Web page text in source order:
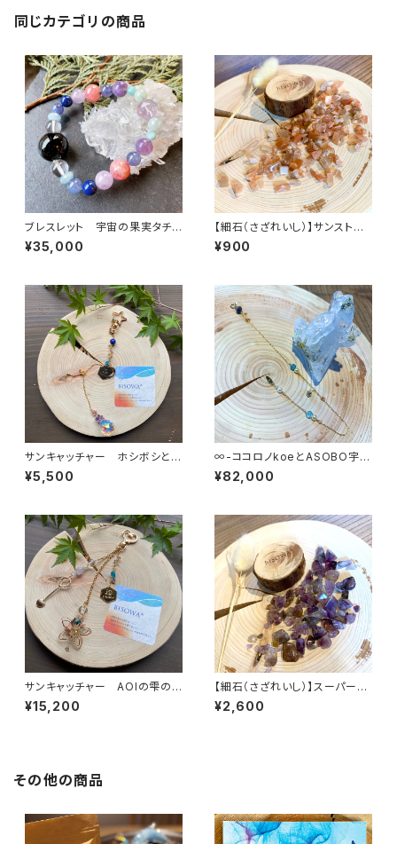
同じカテゴリの商品
ブレスレット 宇宙の果実タチと
アソボウ
¥35,000
【細石（さざれいし）】サンストー
ン 100g
¥900
サンキャッチャー ホシボシとア
ソブ唄
¥5,500
∞-ココロノkoeとASOBO宇-
∞
¥82,000
サンキャッチャー AOIの雫の
恵みをあなたへ
¥15,200
【細石（さざれいし）】スーパーセ
ブン 100g
¥2,600
その他の商品